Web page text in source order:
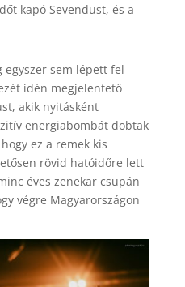
kapó Sevendust, és a
egyszer sem lépett fel
idén megjelentető
akik nyitásként
energiabombát dobtak
ez a remek kis
rövid hatóidőre lett
éves zenekar csupán
végre Magyarországon